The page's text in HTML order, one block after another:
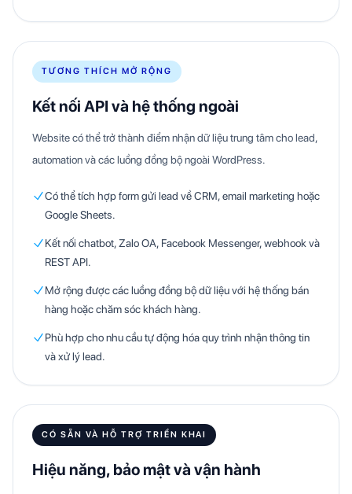
TƯƠNG THÍCH MỞ RỘNG
Kết nối API và hệ thống ngoài
Website có thể trở thành điểm nhận dữ liệu trung tâm cho lead,
automation và các luồng đồng bộ ngoài WordPress.
Có thể tích hợp form gửi lead về CRM, email marketing hoặc
Google Sheets.
Kết nối chatbot, Zalo OA, Facebook Messenger, webhook và
REST API.
Mở rộng được các luồng đồng bộ dữ liệu với hệ thống bán
hàng hoặc chăm sóc khách hàng.
Phù hợp cho nhu cầu tự động hóa quy trình nhận thông tin
và xử lý lead.
CÓ SẴN VÀ HỖ TRỢ TRIỂN KHAI
Hiệu năng, bảo mật và vận hành